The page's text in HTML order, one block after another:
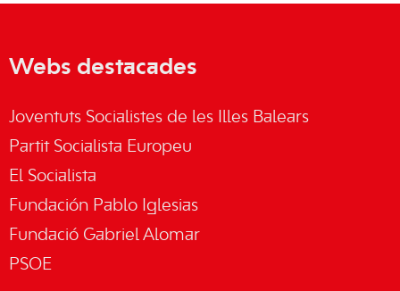
Webs destacades
Joventuts Socialistes de les Illes Balears
Partit Socialista Europeu
El Socialista
Fundación Pablo Iglesias
Fundació Gabriel Alomar
PSOE